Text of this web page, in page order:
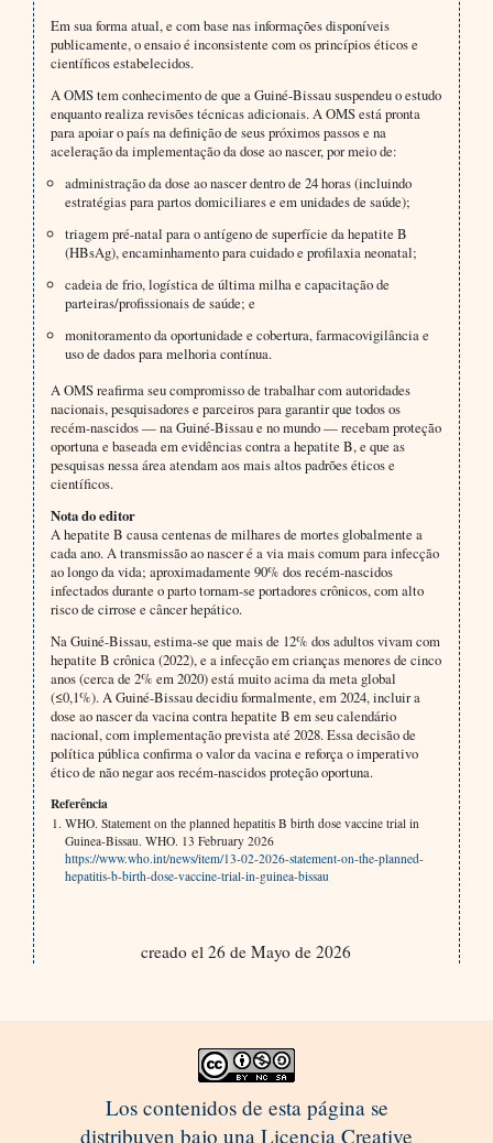
Em sua forma atual, e com base nas informações disponíveis
publicamente, o ensaio é inconsistente com os princípios éticos e
científicos estabelecidos.
A OMS tem conhecimento de que a Guiné-Bissau suspendeu o estudo
enquanto realiza revisões técnicas adicionais. A OMS está pronta
para apoiar o país na definição de seus próximos passos e na
aceleração da implementação da dose ao nascer, por meio de:
administração da dose ao nascer dentro de 24 horas (incluindo
estratégias para partos domiciliares e em unidades de saúde);
triagem pré-natal para o antígeno de superfície da hepatite B
(HBsAg), encaminhamento para cuidado e profilaxia neonatal;
cadeia de frio, logística de última milha e capacitação de
parteiras/profissionais de saúde; e
monitoramento da oportunidade e cobertura, farmacovigilância e
uso de dados para melhoria contínua.
A OMS reafirma seu compromisso de trabalhar com autoridades
nacionais, pesquisadores e parceiros para garantir que todos os
recém-nascidos — na Guiné-Bissau e no mundo — recebam proteção
oportuna e baseada em evidências contra a hepatite B, e que as
pesquisas nessa área atendam aos mais altos padrões éticos e
científicos.
Nota do editor
A hepatite B causa centenas de milhares de mortes globalmente a
cada ano. A transmissão ao nascer é a via mais comum para infecção
ao longo da vida; aproximadamente 90% dos recém-nascidos
infectados durante o parto tornam-se portadores crônicos, com alto
risco de cirrose e câncer hepático.
Na Guiné-Bissau, estima-se que mais de 12% dos adultos vivam com
hepatite B crônica (2022), e a infecção em crianças menores de cinco
anos (cerca de 2% em 2020) está muito acima da meta global
(≤0,1%). A Guiné-Bissau decidiu formalmente, em 2024, incluir a
dose ao nascer da vacina contra hepatite B em seu calendário
nacional, com implementação prevista até 2028. Essa decisão de
política pública confirma o valor da vacina e reforça o imperativo
ético de não negar aos recém-nascidos proteção oportuna.
Referência
WHO. Statement on the planned hepatitis B birth dose vaccine trial in
Guinea-Bissau. WHO. 13 February 2026
https://www.who.int/news/item/13-02-2026-statement-on-the-planned-
hepatitis-b-birth-dose-vaccine-trial-in-guinea-bissau
creado el 26 de Mayo de 2026
Los contenidos de esta página se
distribuyen bajo una Licencia Creative